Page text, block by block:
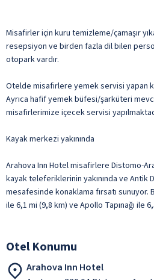
Misafirler için kuru temizleme/çamaşır
resepsiyon ve birden fazla dil bilen
otopark vardır.
Otelde misafirlere yemek servisi yapan
Ayrıca hafif yemek büfesi/şarküteri
misafirlerimize içecek servisi
Kayak merkezi yakınında
Arahova Inn Hotel misafirlere Distomo-
kayak teleferiklerinin yakınında ve Antik
mesafesinde konaklama fırsatı sunuyor.
ile 6,1 mi (9,8 km) ve Apollo Tapınağı ile
Otel Konumu
Arahova Inn Hotel